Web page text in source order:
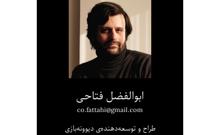
ابوالفضل فتاحی
co.fattahi@gmail.com
طراح و توسعه‌دهنده‌ی دیوونه‌بازی